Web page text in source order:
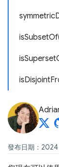
發布日期：2024